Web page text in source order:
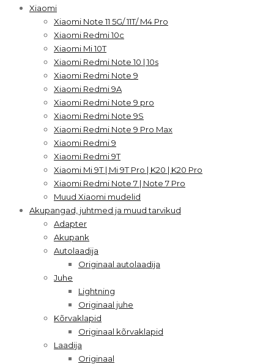
Xiaomi
Xiaomi Note 11 5G/ 11T/ M4 Pro
Xiaomi Redmi 10c
Xiaomi Mi 10T
Xiaomi Redmi Note 10 | 10s
Xiaomi Redmi Note 9
Xiaomi Redmi 9A
Xiaomi Redmi Note 9 pro
Xiaomi Redmi Note 9S
Xiaomi Redmi Note 9 Pro Max
Xiaomi Redmi 9
Xiaomi Redmi 9T
Xiaomi Mi 9T | Mi 9T Pro | K20 | K20 Pro
Xiaomi Redmi Note 7 | Note 7 Pro
Muud Xiaomi mudelid
Akupangad, juhtmed ja muud tarvikud
Adapter
Akupank
Autolaadija
Originaal autolaadija
Juhe
Lightning
Originaal juhe
Kõrvaklapid
Originaal kõrvaklapid
Laadija
Originaal